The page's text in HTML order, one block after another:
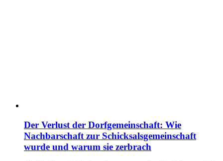
Der Verlust der Dorfgemeinschaft: Wie
Nachbarschaft zur Schicksalsgemeinschaft
wurde und warum sie zerbrach